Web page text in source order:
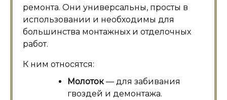
ремонта. Они универсальны, просты в
использовании и необходимы для
большинства монтажных и отделочных
работ.
К ним относятся:
Молоток — для забивания
гвоздей и демонтажа.